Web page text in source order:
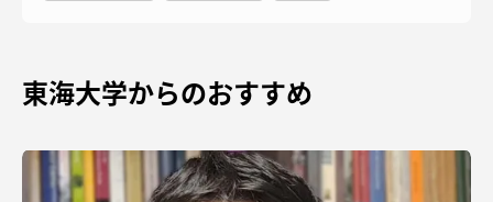
東海大学からのおすすめ